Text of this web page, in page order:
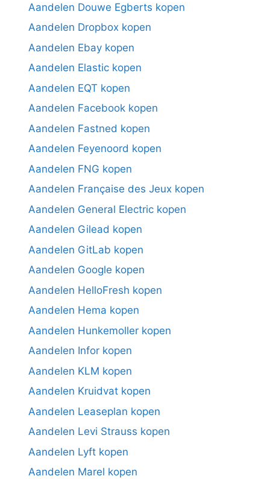
Aandelen Douwe Egberts kopen
Aandelen Dropbox kopen
Aandelen Ebay kopen
Aandelen Elastic kopen
Aandelen EQT kopen
Aandelen Facebook kopen
Aandelen Fastned kopen
Aandelen Feyenoord kopen
Aandelen FNG kopen
Aandelen Française des Jeux kopen
Aandelen General Electric kopen
Aandelen Gilead kopen
Aandelen GitLab kopen
Aandelen Google kopen
Aandelen HelloFresh kopen
Aandelen Hema kopen
Aandelen Hunkemoller kopen
Aandelen Infor kopen
Aandelen KLM kopen
Aandelen Kruidvat kopen
Aandelen Leaseplan kopen
Aandelen Levi Strauss kopen
Aandelen Lyft kopen
Aandelen Marel kopen